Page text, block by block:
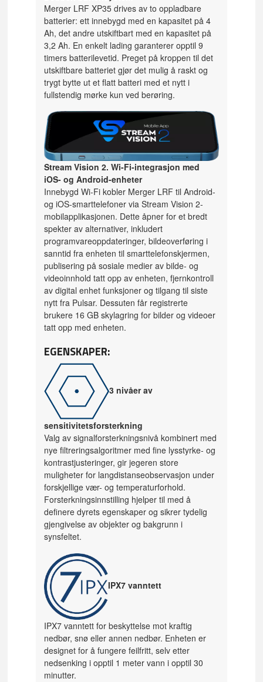
Merger LRF XP35 drives av to oppladbare
batterier: ett innebygd med en kapasitet på 4
Ah, det andre utskiftbart med en kapasitet på
3,2 Ah. En enkelt lading garanterer opptil 9
timers batterilevetid. Preget på kroppen til det
utskiftbare batteriet gjør det mulig å raskt og
trygt bytte ut et flatt batteri med et nytt i
fullstendig mørke kun ved berøring.
Stream Vision 2. Wi-Fi-integrasjon med
iOS- og Android-enheter
Innebygd Wi-Fi kobler Merger LRF til Android-
og iOS-smarttelefoner via Stream Vision 2-
mobilapplikasjonen. Dette åpner for et bredt
spekter av alternativer, inkludert
programvareoppdateringer, bildeoverføring i
sanntid fra enheten til smarttelefonskjermen,
publisering på sosiale medier av bilde- og
videoinnhold tatt opp av enheten, fjernkontroll
av digital enhet funksjoner og tilgang til siste
nytt fra Pulsar. Dessuten får registrerte
brukere 16 GB skylagring for bilder og videoer
tatt opp med enheten.
EGENSKAPER:
3 nivåer av
sensitivitetsforsterkning
Valg av signalforsterkningsnivå kombinert med
nye filtreringsalgoritmer med fine lysstyrke- og
kontrastjusteringer, gir jegeren store
muligheter for langdistanseobservasjon under
forskjellige vær- og temperaturforhold.
Forsterkningsinnstilling hjelper til med å
definere dyrets egenskaper og sikrer tydelig
gjengivelse av objekter og bakgrunn i
synsfeltet.
IPX7 vanntett
IPX7 vanntett for beskyttelse mot kraftig
nedbør, snø eller annen nedbør. Enheten er
designet for å fungere feilfritt, selv etter
nedsenking i opptil 1 meter vann i opptil 30
minutter.